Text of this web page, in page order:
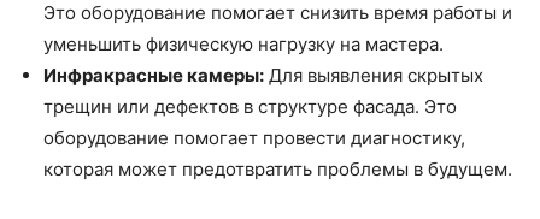
Это оборудование помогает снизить время работы и
уменьшить физическую нагрузку на мастера.
Инфракрасные камеры: Для выявления скрытых
трещин или дефектов в структуре фасада. Это
оборудование помогает провести диагностику,
которая может предотвратить проблемы в будущем.